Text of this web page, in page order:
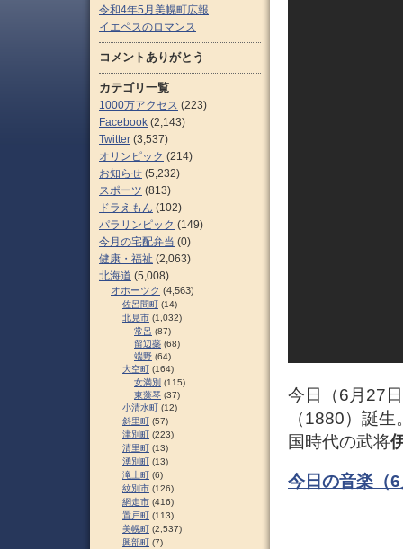
今日（6月27
（1880）誕
国時代の武将
今日の音楽（
令和4年5月美幌町広報
イエペスのロマンス
コメントありがとう
カテゴリ一覧
1000万アクセス (223)
Facebook (2,143)
Twitter (3,537)
オリンピック (214)
お知らせ (5,232)
スポーツ (813)
ドラえもん (102)
パラリンピック (149)
今月の宅配弁当 (0)
健康・福祉 (2,063)
北海道 (5,008)
オホーツク (4,563)
佐呂間町 (14)
北見市 (1,032)
常呂 (87)
留辺蘂 (68)
端野 (64)
大空町 (164)
女満別 (115)
東藻琴 (37)
小清水町 (12)
斜里町 (57)
津別町 (223)
清里町 (13)
湧別町 (13)
滝上町 (6)
紋別市 (126)
網走市 (416)
置戸町 (113)
美幌町 (2,537)
興部町 (7)